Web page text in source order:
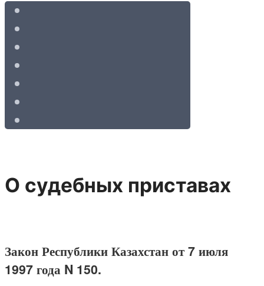
О судебных приставах
Закон Республики Казахстан от 7 июля
1997 года N 150.